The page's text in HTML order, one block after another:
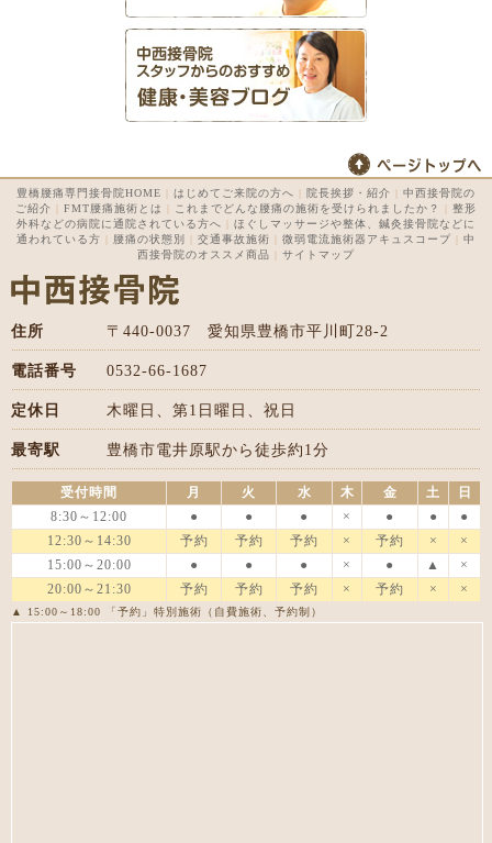
豊橋腰痛専門接骨院HOME はじめてご来院の方へ 院長挨拶・紹介
中西接骨院の
ご紹介
FMT腰痛施術とは これまでどんな腰痛の施術を受けられましたか？
整形
外科などの病院に通院されている方へ
ほぐしマッサージや整体、鍼灸接骨院などに
通われている方
腰痛の状態別 交通事故施術 微弱電流施術器アキュスコープ
中
西接骨院のオススメ商品
サイトマップ
住所 〒440-0037 愛知県豊橋市平川町28-2
電話番号 0532-66-1687
定休日 木曜日、第1日曜日、祝日
最寄駅 豊橋市電井原駅から徒歩約1分
受付時間 月 火 水 木 金 土
日
8:30～12:00
● ● ● × ● ●
●
12:30～14:30
予約 予約 予約 × 予約 ×
×
15:00～20:00
● ● ● × ● ▲
×
20:00～21:30
予約 予約 予約 × 予約 × ×
▲ 15:00～18:00 「予約」特別施術（自費施術、予約制）